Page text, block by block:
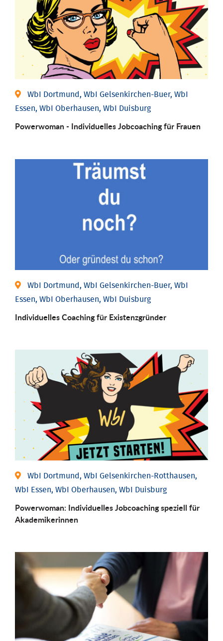
WbI Dortmund, WbI Gelsenkirchen-Buer, WbI
Essen, WbI Oberhausen, WbI Duisburg
Powerwoman - Individu­elles Job­coaching für Frauen
WbI Dortmund, WbI Gelsenkirchen-Buer, WbI
Essen, WbI Oberhausen, WbI Duisburg
Individu­elles Coaching für Existenz­gründer
WbI Dortmund, WbI Gelsenkirchen-Rotthausen,
WbI Essen, WbI Oberhausen, WbI Duisburg
Powerwoman: Individu­elles Job­coaching speziell für
Aka­demiker­innen